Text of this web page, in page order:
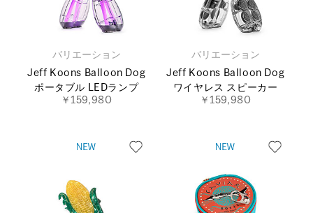
バリエーション
Jeff Koons Balloon Dog
ポータブル LEDランプ
￥159,980
バリエーション
Jeff Koons Balloon Dog
ワイヤレス スピーカー
￥159,980